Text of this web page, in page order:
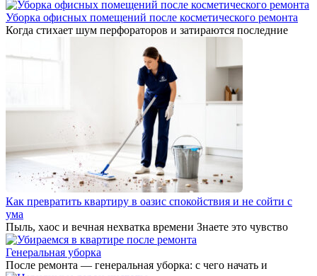
Уборка офисных помещений после косметического ремонта
Когда стихает шум перфораторов и затираются последние
Как превратить квартиру в оазис спокойствия и не сойти с
ума
Пыль, хаос и вечная нехватка времени Знаете это чувство
Генеральная уборка
После ремонта — генеральная уборка: с чего начать и